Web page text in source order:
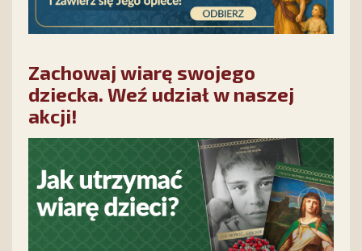
Zachowaj wiarę swojego
dziecka. Weź udział w naszej
akcji!